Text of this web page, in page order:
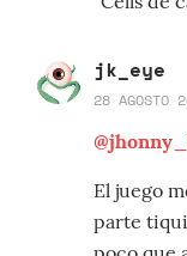
jk_eye
28 AGOSTO
El juego
parte